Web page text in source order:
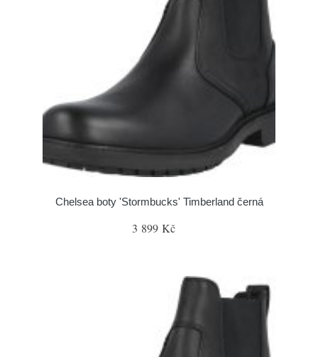
Chelsea boty 'Stormbucks' Timberland černá
3 899 Kč